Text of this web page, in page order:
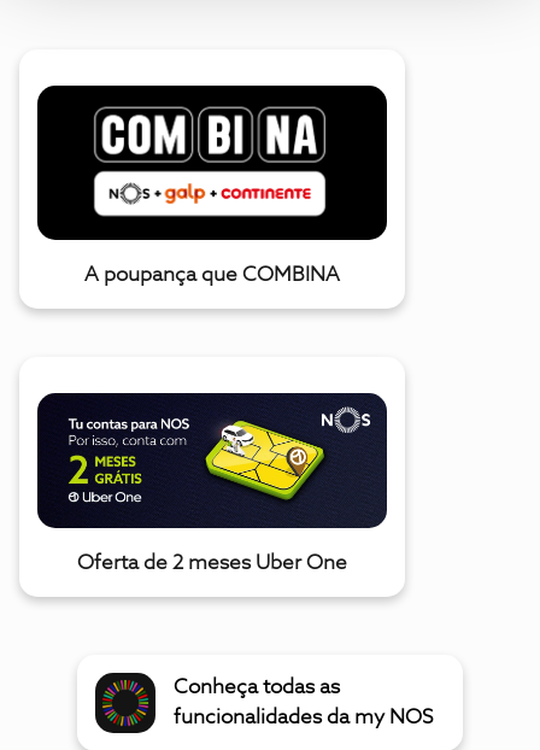
A poupança que COMBINA
Oferta de 2 meses Uber One
Conheça todas as
funcionalidades da my NOS